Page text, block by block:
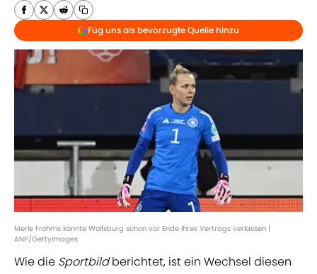
Füg uns als bevorzugte Quelle hinzu
Merle Frohms könnte Wolfsburg schon vor Ende ihres Vertrags verlassen |
ANP/GettyImages
Wie die Sportbildberichtet, ist ein Wechsel diesen